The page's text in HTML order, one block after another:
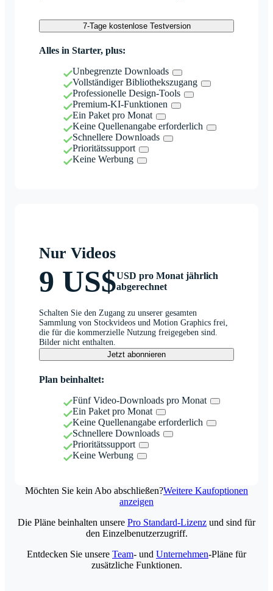
7-Tage kostenlose Testversion
Alles in Starter, plus:
Unbegrenzte Downloads
Vollständiger Bibliothekszugang
Professionelle Design-Tools
Premium-KI-Funktionen
Ein Paket pro Monat
Keine Quellenangabe erforderlich
Schnellere Downloads
Prioritätssupport
Keine Werbung
Nur Videos
9 US$USD pro Monat jährlich
abgerechnet
Schalten Sie den Zugang zu unserer gesamten
Sammlung von Stockvideos und Motion Graphics frei,
die für die kommerzielle Nutzung freigegeben sind.
Bilder nicht enthalten.
Jetzt abonnieren
Plan beinhaltet:
Fünf Video-Downloads pro Monat
Ein Paket pro Monat
Keine Quellenangabe erforderlich
Schnellere Downloads
Prioritätssupport
Keine Werbung
Möchten Sie kein Abo abschließen?Weitere Kaufoptionen
anzeigen
Die Pläne beinhalten unsere Pro Standard-Lizenz und sind für
den Einzelbenutzerzugriff.
Entdecken Sie unsere Team- und Unternehmen-Pläne für
zusätzliche Funktionen.